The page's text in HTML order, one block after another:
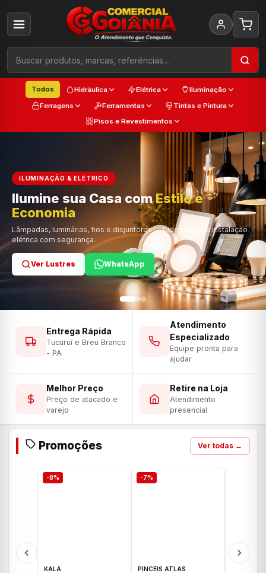
Todos Hidráulica Elétrica
Iluminação
Ferragens
Ferramentas
Tintas e Pintura
Pisos e Revestimentos
ILUMINAÇÃO & ELÉTRICO
Ilumine sua Casa comEstilo e
Economia
Lâmpadas, luminárias, fios e disjuntores — tudo para sua instalação
elétrica com segurança.
Ver Lustres WhatsApp
Cada
Trabalho
Ver Ferramentas WhatsApp
Cor e Qualidade
Ver Tintas WhatsApp
Entrega Rápida
Tucuruí e Breu Branco
- PA
Atendimento
Especializado
Equipe pronta para
ajudar
Melhor Preço
Preço de atacado e
varejo
Retire na Loja
Atendimento
presencial
Promoções Ver todas →
-8%
KALA
-7%
PINCEIS ATLAS